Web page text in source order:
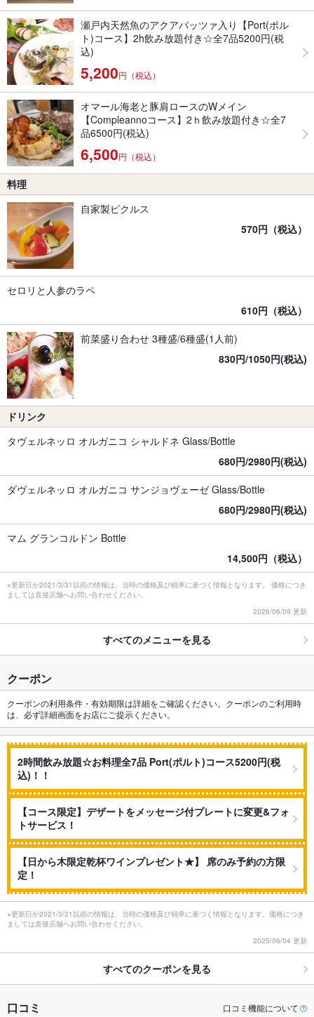
瀬戸内天然魚のアクアパッツァ入り【Port(ポル
ト)コース】2h飲み放題付き☆全7品5200円(税
込)
5,200円（税込）
オマール海老と豚肩ロースのWメイン
【Compleannoコース】2ｈ飲み放題付き☆全7
品6500円(税込)
6,500円（税込）
料理
自家製ピクルス
570円（税込）
セロリと人参のラペ
610円（税込）
前菜盛り合わせ 3種盛/6種盛(1人前)
830円/1050円(税込)
ドリンク
タヴェルネッロ オルガニコ シャルドネ Glass/Bottle
680円/2980円(税込)
ダヴェルネッロ オルガニコ サンジョヴェーゼ Glass/Bottle
680円/2980円(税込)
マム グランコルドン Bottle
14,500円（税込）
※更新日が2021/3/31以前の情報は、当時の価格及び税率に基づく情報となります。 価格につき
ましては直接店舗へお問い合わせください。
2026/06/09 更新
すべてのメニューを見る
クーポン
クーポンの利用条件・有効期限は詳細をご確認ください。クーポンのご利用時
は、必ず詳細画面をお店にご提示ください。
2時間飲み放題☆お料理全7品 Port(ポルト)コース5200円(税
込)！！
【コース限定】デザートをメッセージ付プレートに変更&フォ
トサービス！
【日から木限定乾杯ワインプレゼント★】 席のみ予約の方限
定！
※更新日が2021/3/31以前の情報は、当時の価格及び税率に基づく情報となります。価格につき
ましては直接店舗へお問い合わせください。
2025/06/04 更新
すべてのクーポンを見る
口コミ 口コミ機能について